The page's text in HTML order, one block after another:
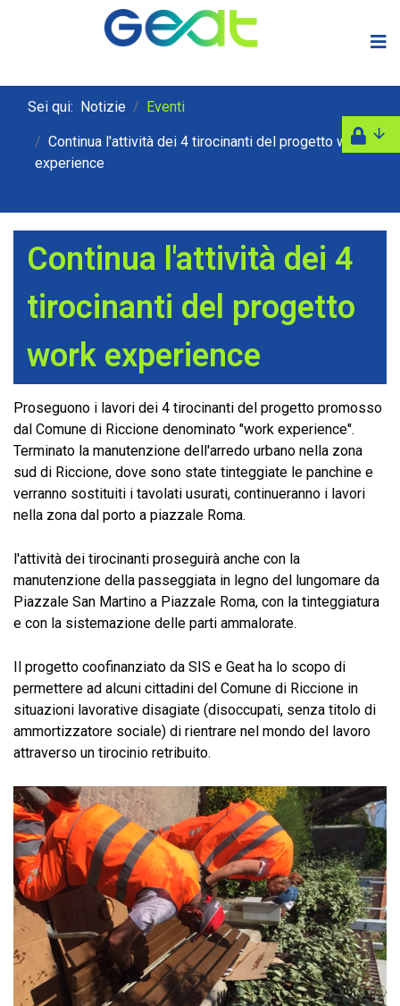
Sei qui: Notizie Eventi
Continua l'attività dei 4 tirocinanti del progetto work
experience
Continua l'attività dei 4
tirocinanti del progetto
work experience
Proseguono i lavori dei 4 tirocinanti del progetto promosso
dal Comune di Riccione denominato "work experience".
Terminato la manutenzione dell'arredo urbano nella zona
sud di Riccione, dove sono state tinteggiate le panchine e
verranno sostituiti i tavolati usurati, continueranno i lavori
nella zona dal porto a piazzale Roma.
l'attività dei tirocinanti proseguirà anche con la
manutenzione della passeggiata in legno del lungomare da
Piazzale San Martino a Piazzale Roma, con la tinteggiatura
e con la sistemazione delle parti ammalorate.
Il progetto coofinanziato da SIS e Geat ha lo scopo di
permettere ad alcuni cittadini del Comune di Riccione in
situazioni lavorative disagiate (disoccupati, senza titolo di
ammortizzatore sociale) di rientrare nel mondo del lavoro
attraverso un tirocinio retribuito.